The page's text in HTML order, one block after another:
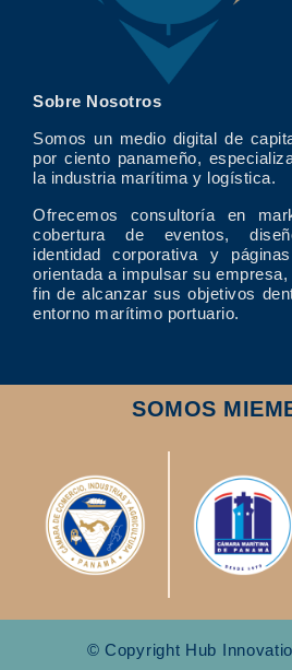
Sobre Nosotros
Somos un medio digital de
por ciento panameño,
la industria marítima y logística.
Ofrecemos consultoría en
cobertura de eventos,
identidad corporativa y
orientada a impulsar su empresa,
fin de alcanzar sus objetivos
entorno marítimo portuario.
SOMOS
© Copyright Hub